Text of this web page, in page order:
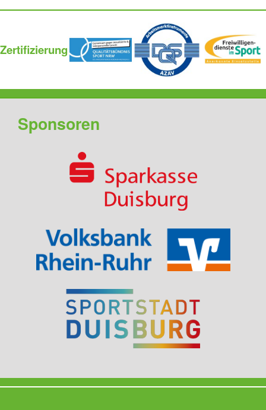
Zertifizierung
Sponsoren